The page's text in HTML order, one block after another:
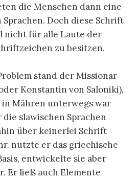
die Menschen dann eine
Doch diese Schrift
nicht für alle Laute der
zu besitzen.
stand der Missionar
Konstantin von Saloniki),
Mähren unterwegs war
slawischen Sprachen
über keinerlei Schrift
nutzte er das griechische
entwickelte sie aber
Er ließ auch Elemente